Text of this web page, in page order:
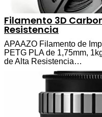
Filamento 3D
Resistencia
APAAZO Filamento de
PETG PLA de 1,75mm,
de Alta Resistencia…